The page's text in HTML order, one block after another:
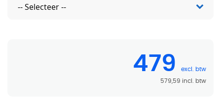
479
579,59